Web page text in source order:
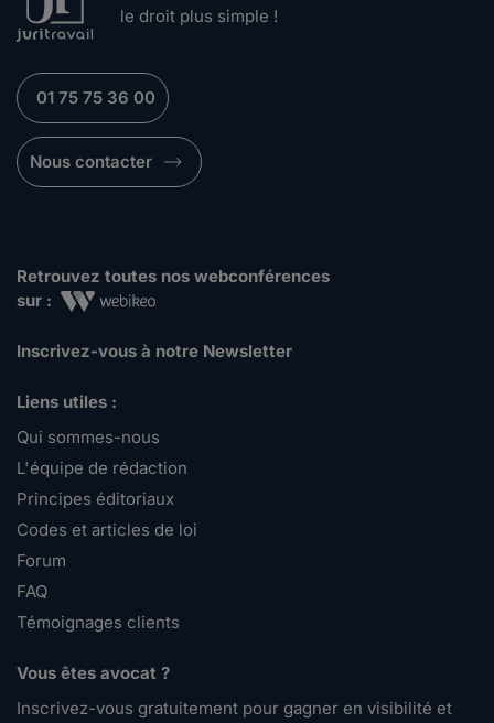
le droit plus simple !
01 75 75 36 00
Nous contacter
Retrouvez toutes nos webconférences
sur :
Inscrivez-vous à notre Newsletter
Liens utiles :
Qui sommes-nous
L'équipe de rédaction
Principes éditoriaux
Codes et articles de loi
Forum
FAQ
Témoignages clients
Vous êtes avocat ?
Inscrivez-vous gratuitement pour gagner en visibilité et